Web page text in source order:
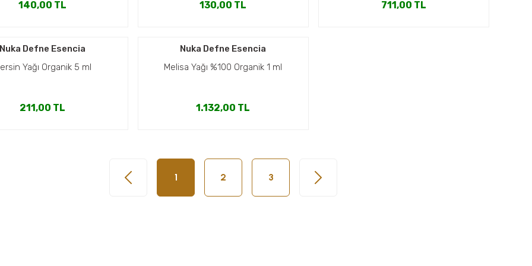
140,00 TL 130,00 TL 711,00 TL
Nuka Defne Esencia
Yağı Organik 5 ml
211,00 TL
Nuka Defne Esencia
Melisa Yağı %100 Organik 1 ml
1.132,00 TL
1 2 3